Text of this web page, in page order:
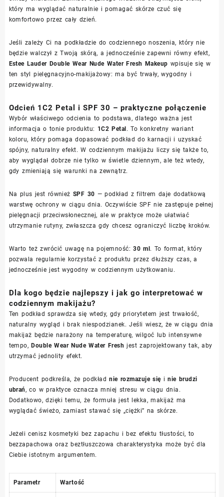
który ma wyglądać naturalnie i pomagać skórze czuć się
komfortowo przez cały dzień.
Jeśli zależy Ci na podkładzie do codziennego noszenia, który nie
będzie walczył z Twoją skórą, a jednocześnie zapewni równy efekt,
Estee Lauder Double Wear Nude Water Fresh Makeup wpisuje się w
ten styl pielęgnacyjno-makijażowy: ma być trwały, wygodny i
przewidywalny.
Odcień 1C2 Petal i SPF 30 – praktyczne połączenie
Wybór właściwego odcienia to podstawa, dlatego ważna jest
informacja o tonie produktu: 1C2 Petal. To konkretny wariant
koloru, który pomaga dopasować podkład do karnacji i uzyskać
spójny, naturalny efekt. W codziennym makijażu liczy się także to,
aby wyglądał dobrze nie tylko w świetle dziennym, ale też wtedy,
gdy zmieniają się warunki na zewnątrz.
Na plus jest również SPF 30 — podkład z filtrem daje dodatkową
warstwę ochrony w ciągu dnia. Oczywiście SPF nie zastępuje pełnej
pielęgnacji przeciwsłonecznej, ale w praktyce może ułatwiać
utrzymanie rutyny, zwłaszcza gdy chcesz ograniczyć liczbę kroków.
Warto też zwrócić uwagę na pojemność:30 ml. To format, który
pozwala regularnie korzystać z produktu przez dłuższy czas, a
jednocześnie jest wygodny w codziennym użytkowaniu.
Dla kogo będzie najlepszy i jak go interpretować w
codziennym makijażu?
Ten podkład sprawdza się wtedy, gdy priorytetem jest trwałość,
naturalny wygląd i brak niespodzianek. Jeśli wiesz, że w ciągu dnia
makijaż będzie narażony na temperaturę, wilgoć lub intensywne
tempo,Double Wear Nude Water Fresh jest zaprojektowany tak, aby
utrzymać jednolity efekt.
Producent podkreśla, że podkładnie rozmazuje sięinie brudzi
ubrań , co w praktyce oznacza mniej stresu w ciągu dnia.
Dodatkowo, dzięki temu, że formuła jest lekka, makijaż ma
wyglądać świeżo, zamiast stawać się „ciężki” na skórze.
Jeżeli cenisz kosmetyki bez zapachu i bez efektu tłustości, to
bezzapachowa oraz beztłuszczowa charakterystyka może być dla
Ciebie istotnym argumentem.
Parametr Wartość